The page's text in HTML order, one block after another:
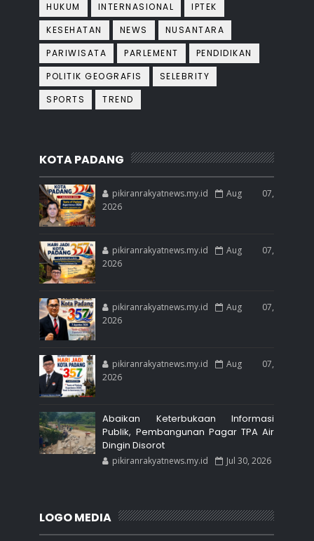
HUKUM
INTERNASIONAL
IPTEK
KESEHATAN
NEWS
NUSANTARA
PARIWISATA
PARLEMENT
PENDIDIKAN
POLITIK GEOGRAFIS
SELEBRITY
SPORTS
TREND
KOTA PADANG
pikiranrakyatnews.my.id
Aug 07,
2026
pikiranrakyatnews.my.id
Aug 07,
2026
pikiranrakyatnews.my.id
Aug 07,
2026
pikiranrakyatnews.my.id
Aug 07,
2026
Abaikan Keterbukaan Informasi
Publik, Pembangunan Pagar TPA Air
Dingin Disorot
pikiranrakyatnews.my.id Jul 30, 2026
LOGO MEDIA